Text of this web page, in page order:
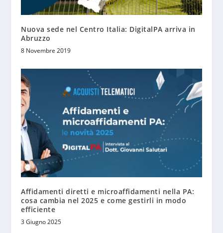
Nuova sede nel Centro Italia: DigitalPA arriva in
Abruzzo
8 Novembre 2019
Affidamenti diretti e microaffidamenti nella PA:
cosa cambia nel 2025 e come gestirli in modo
efficiente
3 Giugno 2025